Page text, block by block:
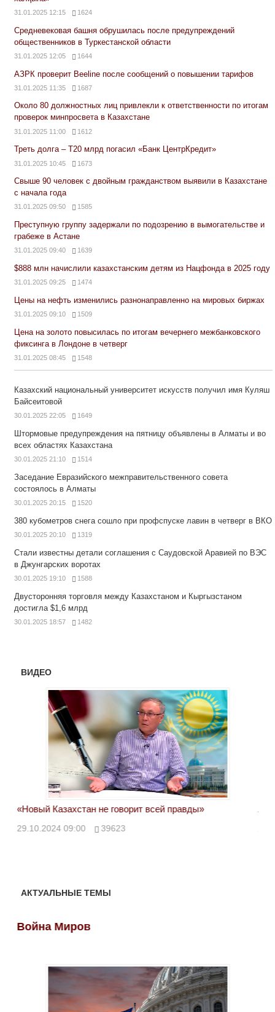
31.01.2025 12:15 1624
Средневековая башня обрушилась после предупреждений
общественников в Туркестанской области
31.01.2025 12:05 1644
АЗРК проверит Beeline после сообщений о повышении тарифов
31.01.2025 11:35 1687
Около 80 должностных лиц привлекли к ответственности по итогам
проверок минпросвета в Казахстане
31.01.2025 11:00 1612
Треть долга – Т20 млрд погасил «Банк ЦентрКредит»
31.01.2025 10:45 1673
Свыше 90 человек с двойным гражданством выявили в Казахстане
с начала года
31.01.2025 09:50 1585
Преступную группу задержали по подозрению в вымогательстве и
грабеже в Астане
31.01.2025 09:40 1639
$888 млн начислили казахстанским детям из Нацфонда в 2025 году
31.01.2025 09:25 1474
Цены на нефть изменились разнонаправленно на мировых биржах
31.01.2025 09:10 1509
Цена на золото повысилась по итогам вечернего межбанковского
фиксинга в Лондоне в четверг
31.01.2025 08:45 1548
Казахский национальный университет искусств получил имя Куляш
Байсеитовой
30.01.2025 22:05 1649
Штормовые предупреждения на пятницу объявлены в Алматы и во
всех областях Казахстана
30.01.2025 21:10 1514
Заседание Евразийского межправительственного совета
состоялось в Алматы
30.01.2025 20:15 1520
380 кубометров снега сошло при профспуске лавин в четверг в ВКО
30.01.2025 20:10 1319
Стали известны детали соглашения с Саудовской Аравией по ВЭС
в Джунгарских воротах
30.01.2025 19:10 1588
Двусторонняя торговля между Казахстаном и Кыргызстаном
достигла $1,6 млрд
30.01.2025 18:57 1482
ВИДЕО
«Новый Казахстан не говорит всей правды»
29.10.2024 09:00 39623
АКТУАЛЬНЫЕ ТЕМЫ
Война Миров